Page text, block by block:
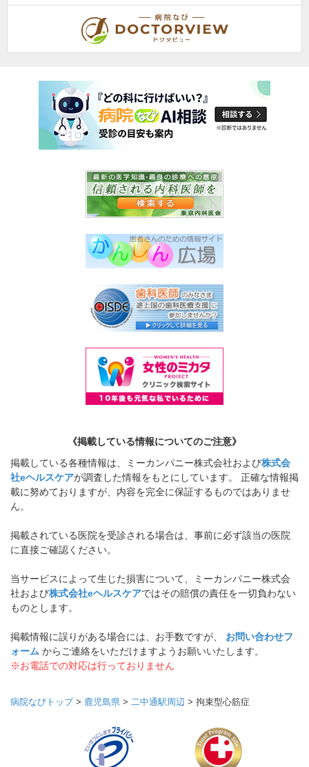
《掲載している情報についてのご注意》
掲載している各種情報は、ミーカンパニー株式会社および株式会
社eヘルスケアが調査した情報をもとにしています。 正確な情報掲
載に努めておりますが、内容を完全に保証するものではありませ
ん。
掲載されている医院を受診される場合は、事前に必ず該当の医院
に直接ご確認ください。
当サービスによって生じた損害について、ミーカンパニー株式会
社および株式会社eヘルスケアではその賠償の責任を一切負わない
ものとします。
掲載情報に誤りがある場合には、お手数ですが、 お問い合わせフ
ォーム からご連絡をいただけますようお願いいたします。
※お電話での対応は行っておりません
病院なびトップ> 鹿児島県 > 二中通駅周辺 > 拘束型心筋症